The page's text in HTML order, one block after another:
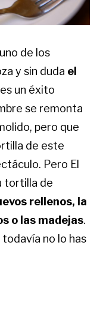
de los
y sin duda el
es un éxito
se remonta
pero que
de este
Pero El
tortilla de
rellenos, la
o las madejas.
no lo has